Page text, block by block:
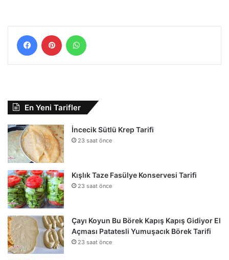
FacebookPinterest
En Yeni Tarifler
İncecik Sütlü Krep Tarifi
23 saat önce
Kışlık Taze Fasülye Konservesi Tarifi
23 saat önce
Çayı Koyun Bu Börek Kapış Kapış Gidiyor El
Açması Patatesli Yumuşacık Börek Tarifi
23 saat önce